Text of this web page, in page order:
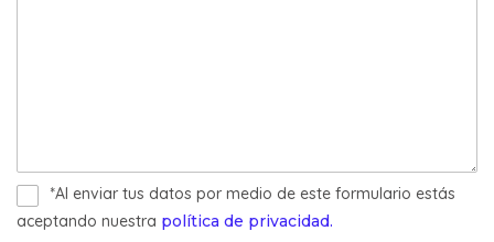
*Al enviar tus datos por medio de este formulario estás
aceptando nuestra política de privacidad.